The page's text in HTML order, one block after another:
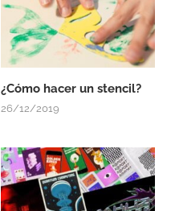
¿Cómo hacer un stencil?
26/12/2019